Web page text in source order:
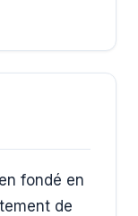
fondé en
de